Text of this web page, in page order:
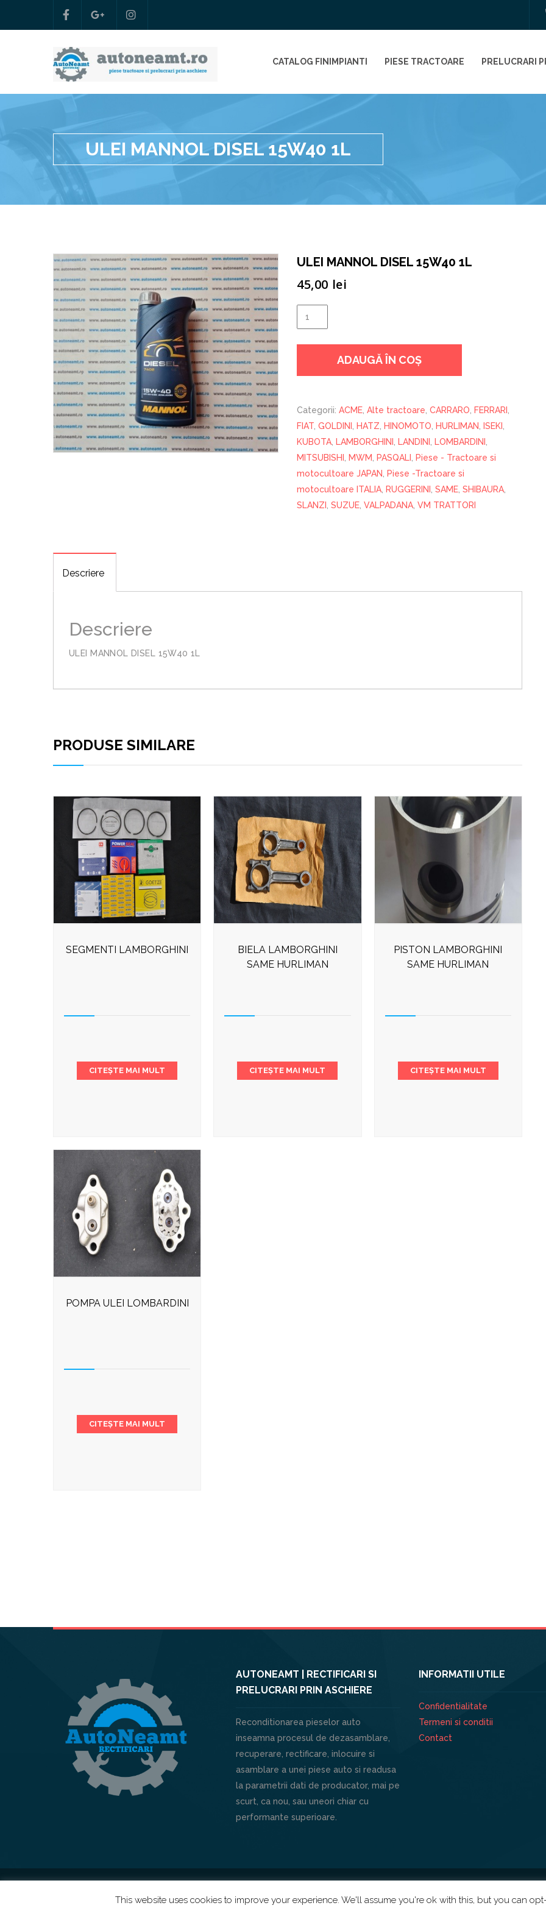
CATALOG FINIMPIANTI PIESE TRACTOARE PRELUCRARI
ULEI MANNOL DISEL 15W40 1L
ULEI MANNOL DISEL 15W40 1L
45,00 lei
ULEI
MANNOL
15W40
ADAUGĂ ÎN COȘ
Categorii: ACME Alte tractoare CARRARO FERRARI
FIAT GOLDINI HATZ HINOMOTO HURLIMAN ISEKI
KUBOTA LAMBORGHINI LANDINI LOMBARDINI
MITSUBISHI
MWM PASQALI
Piese - Tractoare si
motocultoare JAPAN
Piese -Tractoare si
motocultoare ITALIA RUGGERINI SAME SHIBAURA
SLANZI
SUZUE VALPADANA VM TRATTORI
Descriere
Descriere
ULEI MANNOL DISEL 15W40 1L
PRODUSE SIMILARE
SEGMENTI LAMBORGHINI
CITEȘTE MAI MULT
BIELA LAMBORGHINI
SAME HURLIMAN
CITEȘTE MAI MULT
PISTON LAMBORGHINI
SAME HURLIMAN
CITEȘTE MAI MULT
POMPA ULEI LOMBARDINI
CITEȘTE MAI MULT
AUTONEAMT | RECTIFICARI SI
PRELUCRARI PRIN ASCHIERE
Reconditionarea pieselor auto
inseamna procesul de dezasamblare,
recuperare, rectificare, inlocuire si
asamblare a unei piese auto si readusa
la parametrii dati de producator, mai pe
scurt, ca nou, sau uneori chiar cu
performante superioare.
INFORMATII UTILE
Confidentialitate
Termeni si conditii
Contact
This website uses cookies to improve your experience. We'll assume you're ok with this, but you can